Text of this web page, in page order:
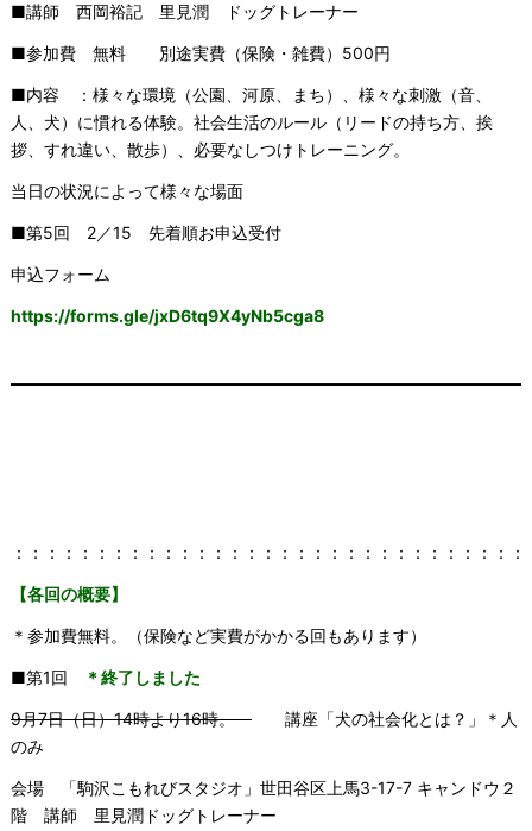
■講師 西岡裕記 里見潤 ドッグトレーナー
■参加費 無料 別途実費（保険・雑費）500円
■内容 ：様々な環境（公園、河原、まち）、様々な刺激（音、
人、犬）に慣れる体験。社会生活のルール（リードの持ち方、挨
拶、すれ違い、散歩）、必要なしつけトレーニング。
当日の状況によって様々な場面
■第5回 2／15 先着順お申込受付
申込フォーム
https://forms.gle/jxD6tq9X4yNb5cga8
：：：：：：：：：：：：：：：：：：：：：：：：：：：：：：
【各回の概要】
＊参加費無料。（保険など実費がかかる回もあります）
■第1回 ＊終了しました
9月7日（日）14時より16時。講座「犬の社会化とは？」＊人
のみ
会場 「駒沢こもれびスタジオ」世田谷区上馬3-17-7 キャンドウ２
階 講師 里見潤ドッグトレーナー